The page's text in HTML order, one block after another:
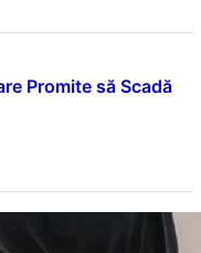
Promite să Scadă